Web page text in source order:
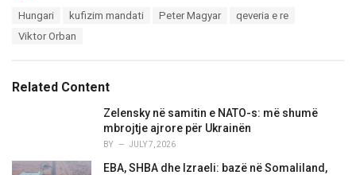
Hungari kufizim mandati Peter Magyar
qeveria e re
Viktor Orban
Related Content
Zelensky në samitin e NATO-s: më shumë
mbrojtje ajrore për Ukrainën
BY JULY 7, 2026
EBA, SHBA dhe Izraeli: bazë në Somaliland,